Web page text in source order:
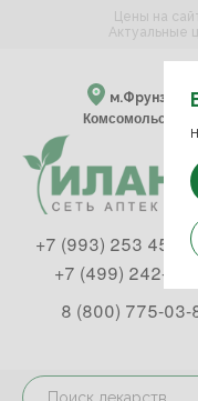
Комсомольский
Цены на
Актуальные
+7 (993) 253 45 93
+7 (499) 242-90-
8 (800) 775-03-